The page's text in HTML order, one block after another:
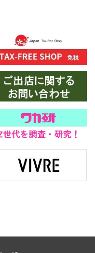
利用規約
ソーシャル
高崎オ
新百合丘